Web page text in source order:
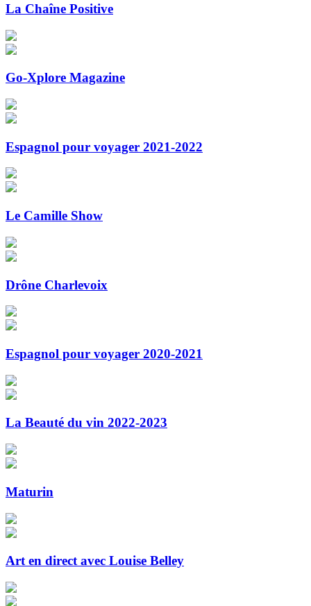
La Chaîne Positive
Go-Xplore Magazine
Espagnol pour voyager 2021-2022
Le Camille Show
Drône Charlevoix
Espagnol pour voyager 2020-2021
La Beauté du vin 2022-2023
Maturin
Art en direct avec Louise Belley